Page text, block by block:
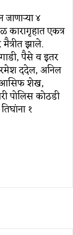
४
कारागृहात एकत्र
झाले.
पैसे व इतर
ददेल, अनिल
आसिफ शेख,
पोलिस कोठडी
१